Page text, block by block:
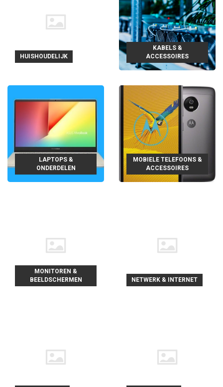
HUISHOUDELIJK
KABELS &
ACCESSOIRES
LAPTOPS &
ONDERDELEN
MOBIELE TELEFOONS &
ACCESSOIRES
MONITOREN &
BEELDSCHERMEN
NETWERK & INTERNET